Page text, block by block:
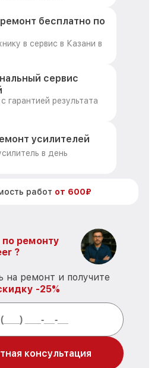
бесплатно по
в сервис в Казани в
сервис
гарантией результата
усилителей
в день
работ от 600₽
по ремонту
?
на ремонт и получите
-25%
консультация